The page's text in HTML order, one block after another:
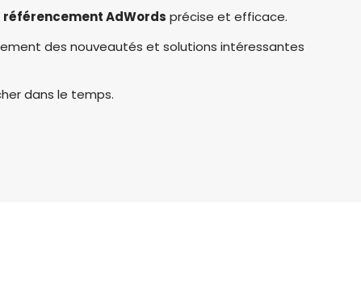
référencement AdWords précise et efficace.
des nouveautés et solutions intéressantes
dans le temps.